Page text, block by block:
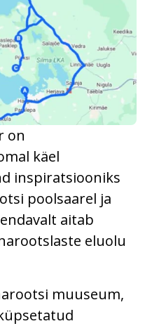
on
käel
inspiratsiooniks
poolsaarel ja
aitab
eluolu
muuseum,